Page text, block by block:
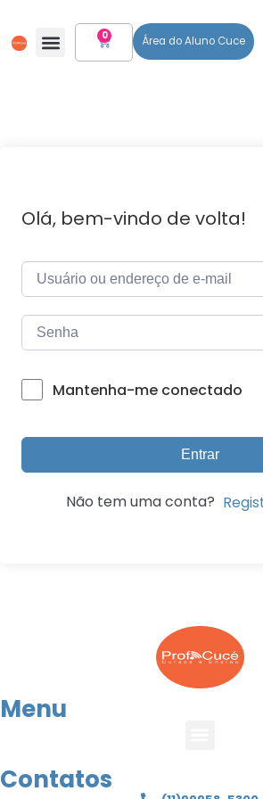
0 Área do Aluno Cuce
Olá, bem-vindo de volta!
Mantenha-me conectado
Entrar
Não tem uma conta?
Menu
Contatos